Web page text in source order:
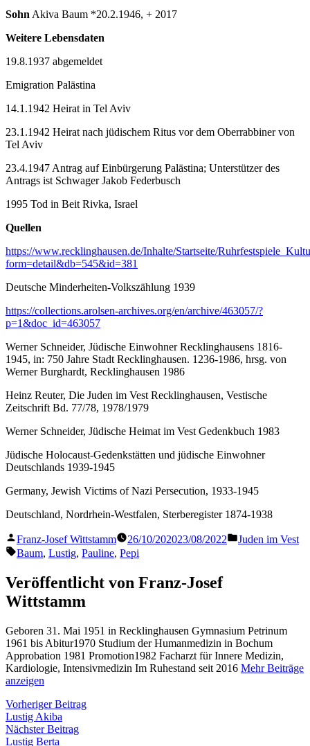
Sohn Akiva Baum *20.2.1946, + 2017
Weitere Lebensdaten
19.8.1937 abgemeldet
Emigration Palästina
14.1.1942 Heirat in Tel Aviv
23.1.1942 Heirat nach jüdischem Ritus vor dem Oberrabbiner von
Tel Aviv
23.4.1947 Antrag auf Einbürgerung Palästina; Unterstützer des
Antrags ist Schwager Jakob Federbusch
1995 Tod in Beit Rivka, Israel
Quellen
https://www.recklinghausen.de/Inhalte/Startseite/
form=detail&db=545&id=381
Deutsche Minderheiten-Volkszählung 1939
https://collections.arolsen-archives.org/en/archive/463057/?
p=1&doc_id=463057
Werner Schneider, Jüdische Einwohner Recklinghausens 1816-
1945, in: 750 Jahre Stadt Recklinghausen. 1236-1986, hrsg. von
Werner Burghardt, Recklinghausen 1986
Heinz Reuter, Die Juden im Vest Recklinghausen, Vestische
Zeitschrift Bd. 77/78, 1978/1979
Werner Schneider, Jüdische Heimat im Vest Gedenkbuch 1983
Jüdische Holocaust-Gedenkstätten und jüdische Einwohner
Deutschlands 1939-1945
Germany, Jewish Victims of Nazi Persecution, 1933-1945
Deutschland, Nordrhein-Westfalen, Sterberegister 1874-1938
Veröffentlicht
von
Franz-Josef Wittstamm 26/10/202023/08/2022
Veröffentlicht
Juden im Vest
Schlagwörter:
Baum, Lustig, Pauline, Pepi
Veröffentlicht von Franz-Josef
Wittstamm
Geboren 31. Mai 1951 in Recklinghausen Gymnasium Petrinum
1961 bis Abitur1970 Studium der Humanmedizin in Bochum
Approbation 1981 Promotion1982 Facharzt für Innere Medizin,
Kardiologie, Intensivmedizin Im Ruhestand seit 2016 Mehr Beiträge
anzeigen
Beitragsnavigation
Vorheriger BeitragVorheriger
Lustig Akiba
Nächster BeitragNächster
Lustig Berta